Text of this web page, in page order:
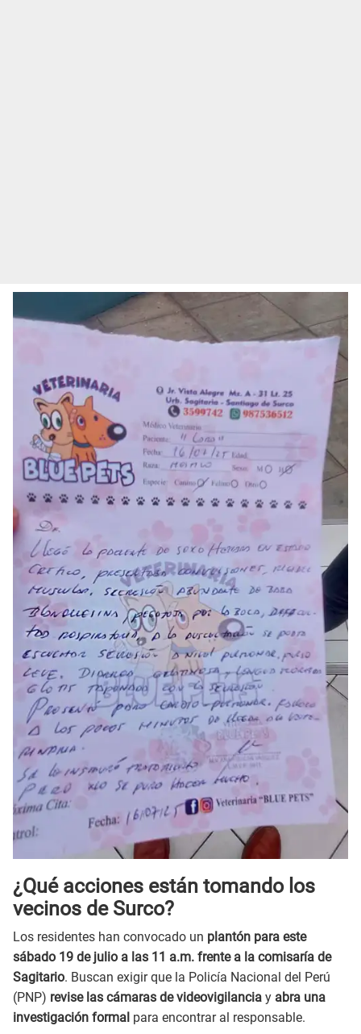
¿Qué acciones están tomando los
vecinos de Surco?
Los residentes han convocado un plantón para este
sábado 19 de julio a las 11 a.m. frente a la comisaría de
Sagitario. Buscan exigir que la Policía Nacional del Perú
(PNP) revise las cámaras de videovigilancia y abra una
investigación formal para encontrar al responsable.